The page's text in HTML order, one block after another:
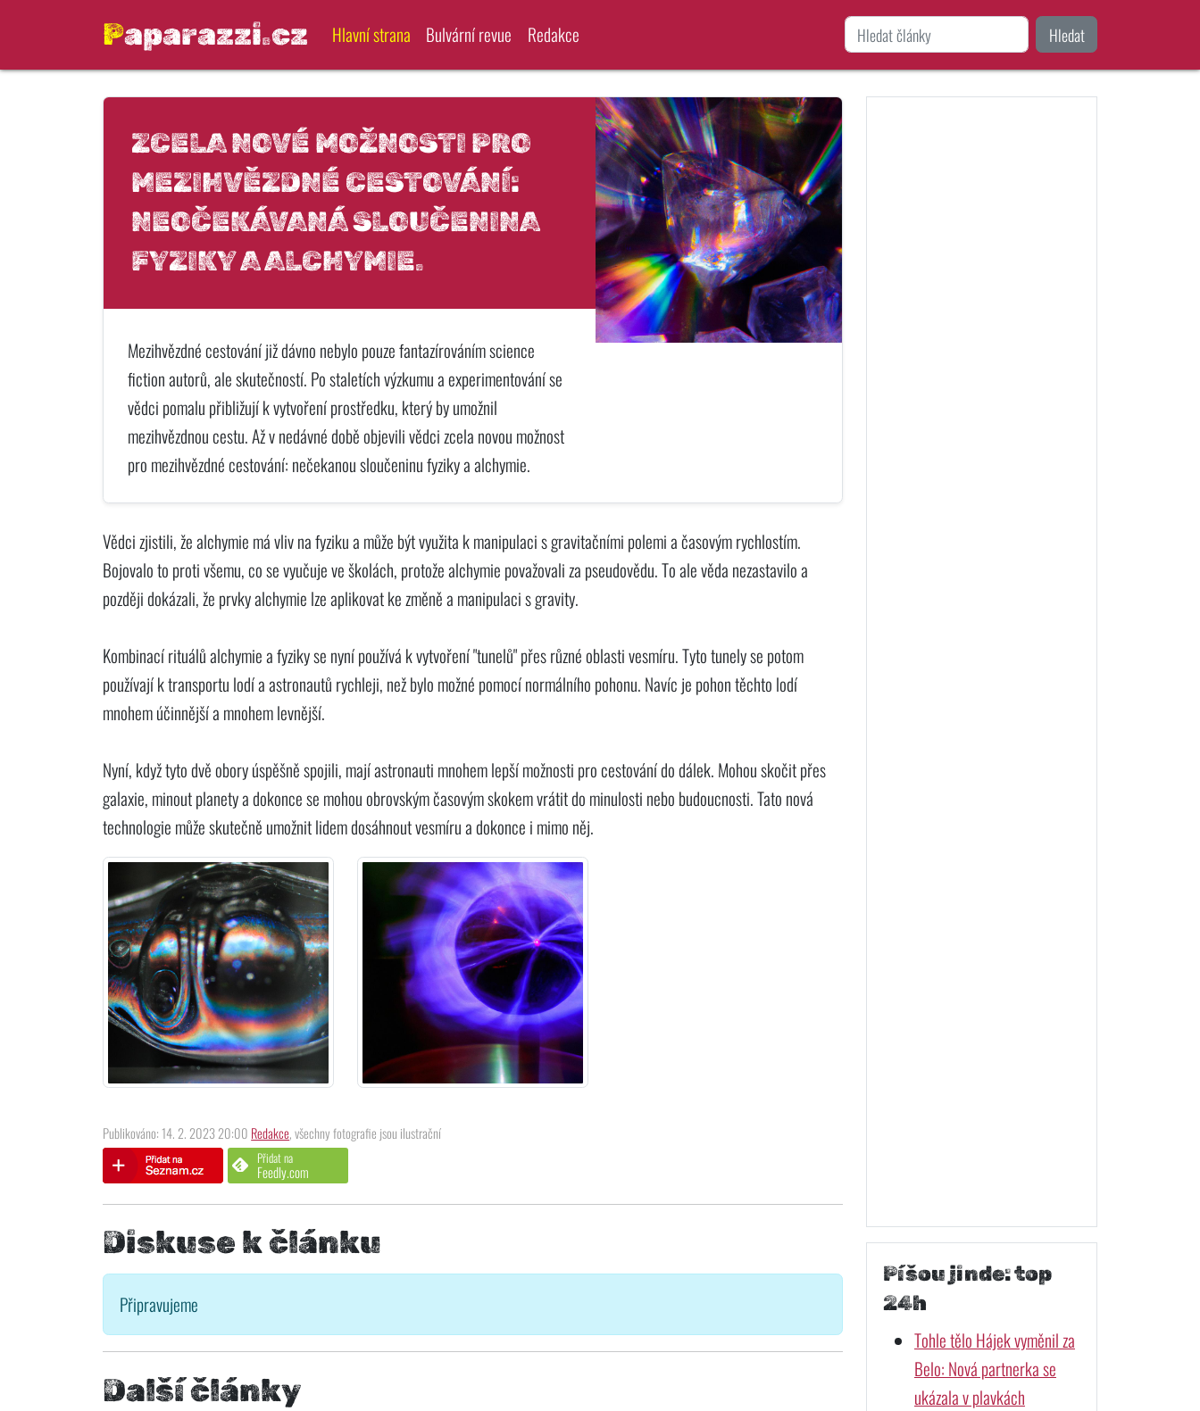
Paparazzi.cz Hlavní strana Bulvární revue Redakce Hledat
ZCELA NOVÉ MOŽNOSTI PRO
MEZIHVĚZDNÉ CESTOVÁNÍ:
NEOČEKÁVANÁ SLOUČENINA
FYZIKY A ALCHYMIE.
Mezihvězdné cestování již dávno nebylo pouze fantazírováním science
fiction autorů, ale skutečností. Po staletích výzkumu a experimentování se
vědci pomalu přibližují k vytvoření prostředku, který by umožnil
mezihvězdnou cestu. Až v nedávné době objevili vědci zcela novou možnost
pro mezihvězdné cestování: nečekanou sloučeninu fyziky a alchymie.
Vědci zjistili, že alchymie má vliv na fyziku a může být využita k manipulaci s gravitačními polemi a časovým rychlostím.
Bojovalo to proti všemu, co se vyučuje ve školách, protože alchymie považovali za pseudovědu. To ale věda nezastavilo a
později dokázali, že prvky alchymie lze aplikovat ke změně a manipulaci s gravity.
Kombinací rituálů alchymie a fyziky se nyní používá k vytvoření "tunelů" přes různé oblasti vesmíru. Tyto tunely se potom
používají k transportu lodí a astronautů rychleji, než bylo možné pomocí normálního pohonu. Navíc je pohon těchto lodí
mnohem účinnější a mnohem levnější.
Nyní, když tyto dvě obory úspěšně spojili, mají astronauti mnohem lepší možnosti pro cestování do dálek. Mohou skočit přes
galaxie, minout planety a dokonce se mohou obrovským časovým skokem vrátit do minulosti nebo budoucnosti. Tato nová
technologie může skutečně umožnit lidem dosáhnout vesmíru a dokonce i mimo něj.
Publikováno: 14. 2. 2023 20:00 Redakce, všechny fotografie jsou ilustrační
Přidat na
Feedly.com
Diskuse k článku
Připravujeme
Další články
Píšou jinde: top
24h
Tohle tělo Hájek vyměnil za
Belo: Nová partnerka se
ukázala v plavkách